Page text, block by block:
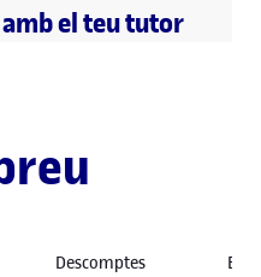
el teu tutor
Descomptes